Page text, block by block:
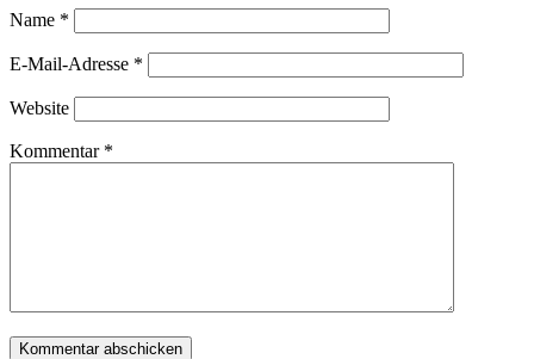
Name *
E-Mail-Adresse *
Website
Kommentar *